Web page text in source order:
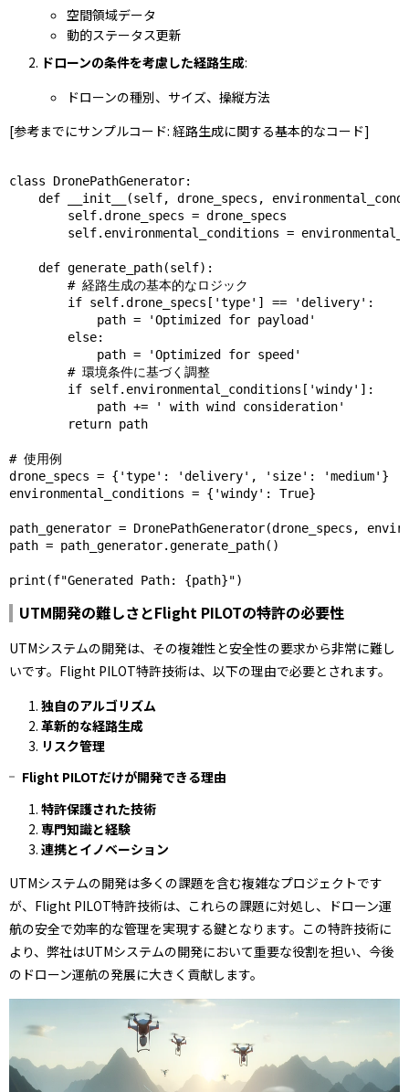
空間領域データ
動的ステータス更新
ドローンの条件を考慮した経路生成:
ドローンの種別、サイズ、操縦方法
[参考までにサンプルコード: 経路生成に関する基本的なコード]
class DronePathGenerator:
def __init__(self, drone_specs,
        self.drone_specs = drone_specs
self.environmental_conditions =
    def generate_path(self):
        # 経路生成の基本的なロジック
        if self.drone_specs['type'] == 'delivery':
            path = 'Optimized for payload'
        else:
            path = 'Optimized for speed'
        # 環境条件に基づく調整
        if self.environmental_conditions['windy']:
            path += ' with wind consideration'
        return path
# 使用例
drone_specs = {'type': 'delivery', 'size': 'medium'}
environmental_conditions = {'windy': True}
path_generator = DronePathGenerator(drone_specs,
path = path_generator.generate_path()
print(f"Generated Path: {path}")
UTM開発の難しさとFlight PILOTの特許の必要性
UTMシステムの開発は、その複雑性と安全性の要求から非常に難し
いです。Flight PILOT特許技術は、以下の理由で必要とされます。
独自のアルゴリズム
革新的な経路生成
リスク管理
Flight PILOTだけが開発できる理由
特許保護された技術
専門知識と経験
連携とイノベーション
UTMシステムの開発は多くの課題を含む複雑なプロジェクトです
が、Flight PILOT特許技術は、これらの課題に対処し、ドローン運
航の安全で効率的な管理を実現する鍵となります。この特許技術に
より、弊社はUTMシステムの開発において重要な役割を担い、今後
のドローン運航の発展に大きく貢献します。